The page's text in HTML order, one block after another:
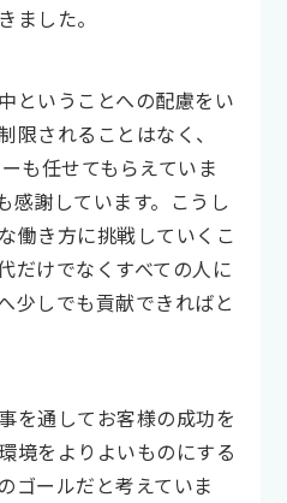
ました。
ということへの配慮をい
限されることはなく、
も任せてもらえていま
感謝しています。こうし
働き方に挑戦していくこ
だけでなくすべての人に
少しでも貢献できればと
を通してお客様の成功を
境をよりよいものにする
ゴールだと考えていま